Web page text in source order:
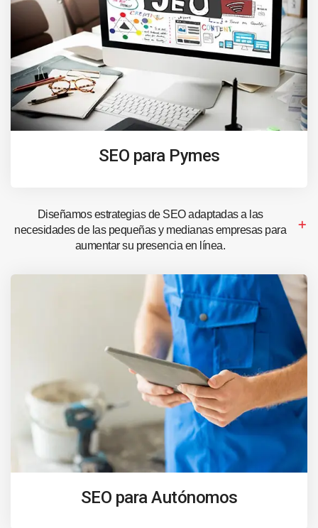
SEO para Pymes
Diseñamos estrategias de SEO adaptadas a las
necesidades de las pequeñas y medianas empresas para
aumentar su presencia en línea.
SEO para Autónomos